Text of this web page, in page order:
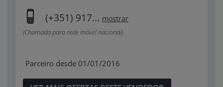
(+351) 917... mostrar
(Chamada para rede móvel nacional)
Parceiro desde 01/01/2016